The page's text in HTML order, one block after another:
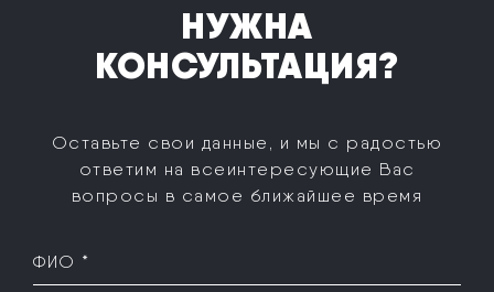
НУЖНА
КОНСУЛЬТАЦИЯ?
Оставьте свои данные, и мы с радостью
ответим на все интересующие Вас
вопросы в самое ближайшее время
ФИО *